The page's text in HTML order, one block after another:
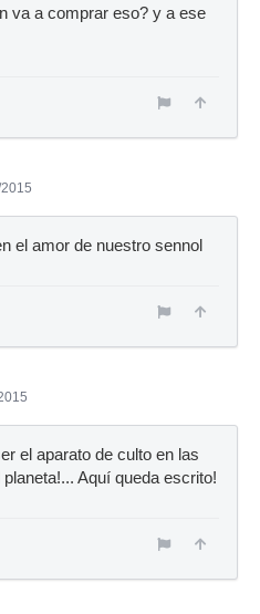
va a comprar eso? y a ese
el amor de nuestro sennol
el aparato de culto en las
Aquí queda escrito!